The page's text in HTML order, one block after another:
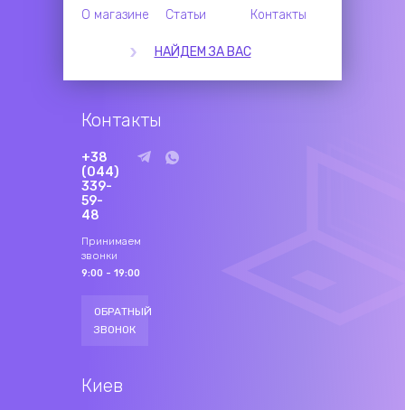
О магазине
Статьи Контакты
НАЙДЕМ ЗА ВАС
Контакты
+38
(044)
339-
59-
48
Принимаем
звонки
9:00 - 19:00
ОБРАТНЫЙ
ЗВОНОК
Киев